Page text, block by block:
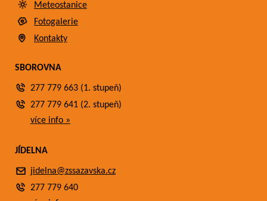
Meteostanice
Fotogalerie
Kontakty
SBOROVNA
277 779 663 (1. stupeň)
277 779 641 (2. stupeň)
více info »
JÍDELNA
jidelna@zssazavska.cz
277 779 640